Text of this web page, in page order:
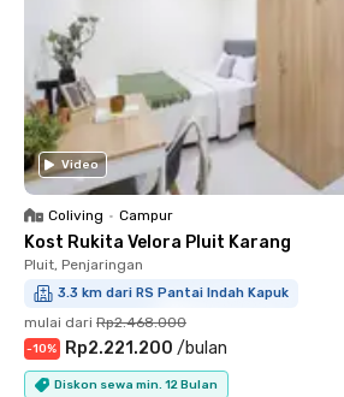
Video
Coliving • Campur
Kost Rukita Velora Pluit Karang
Pluit, Penjaringan
3.3 km dari RS Pantai Indah Kapuk
mulai dari Rp2.468.000
-10% Rp2.221.200 /bulan
Diskon sewa min. 12 Bulan